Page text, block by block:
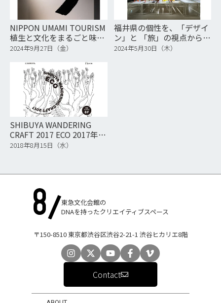
NIPPON UMAMI TOURISM
植生と文化をまるごと味わ
う 風土に還るうまみのデザ
2024年9月27日（金）
福井県の個性を、「デザイ
ン」と 「旅」の視点から見
る展覧会
2024年5月30日（木）
SHIBUYA WANDERING
CRAFT 2017 ECO 2017年8
月3日（木）～8月29日
2018年8月15日（水）
東急文化会館の
DNAを持ったクリエイティブスペース
〒150-8510 東京都渋谷区渋谷2-21-1 渋谷ヒカリエ8階
Contact